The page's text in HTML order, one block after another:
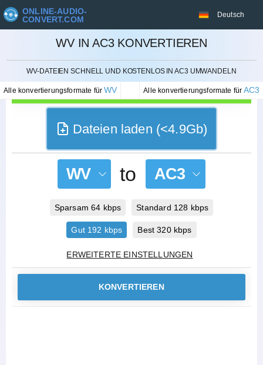
ONLINE-AUDIO-
CONVERT.COM
Deutsch
WV IN AC3 KONVERTIEREN
WV-DATEIEN SCHNELL UND KOSTENLOS IN AC3 UMWANDELN
Alle konvertierungsformate fürWV Alle konvertierungsformate fürAC3
STORNIEREN
Dateien laden (<4.9Gb)
WV to AC3
Sparsam 64 kbps Standard 128 kbps
Gut 192 kbps Best 320 kbps
ERWEITERTE EINSTELLUNGEN
KONVERTIEREN